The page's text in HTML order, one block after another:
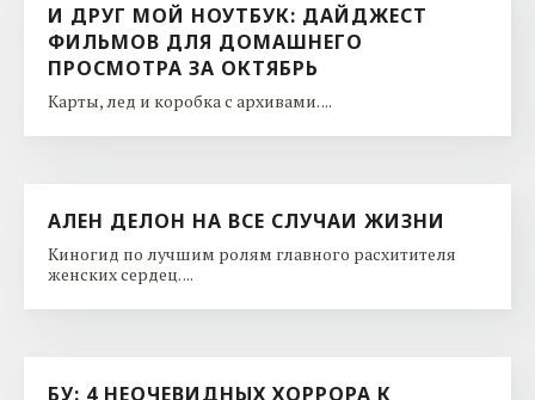
И ДРУГ МОЙ НОУТБУК: ДАЙДЖЕСТ
ФИЛЬМОВ ДЛЯ ДОМАШНЕГО
ПРОСМОТРА ЗА ОКТЯБРЬ
Карты, лед и коробка с архивами. ...
АЛЕН ДЕЛОН НА ВСЕ СЛУЧАИ ЖИЗНИ
Киногид по лучшим ролям главного расхитителя
женских сердец. ...
БУ: 4 НЕОЧЕВИДНЫХ ХОРРОРА К